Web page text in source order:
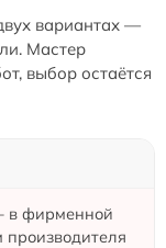
вариантах —
Мастер
выбор остаётся
в фирменной